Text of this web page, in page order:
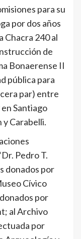
para su
por dos años
Chacra 240 al
de
Bonaerense II
pública para
par) entre
Santiago
y Carabelli.
Pedro T.
donados por
Cívico
por
al Archivo
por